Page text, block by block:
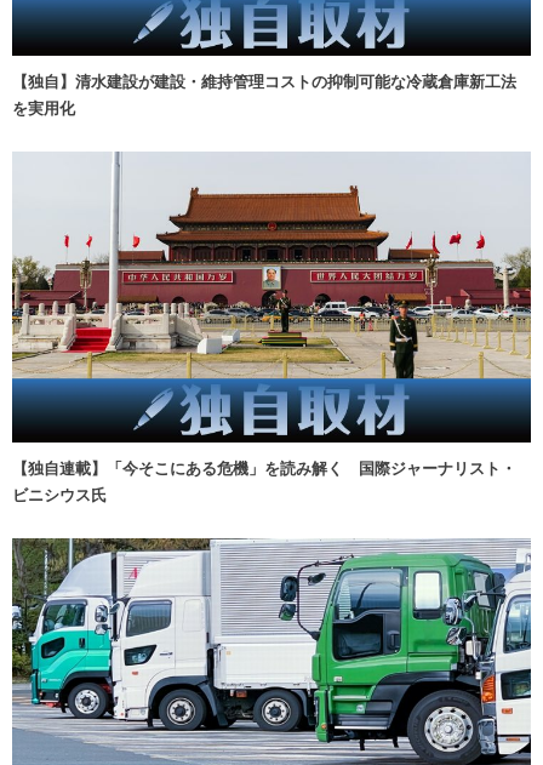
【独自】清水建設が建設・維持管理コストの抑制可能な冷蔵倉庫新工法
を実用化
【独自連載】「今そこにある危機」を読み解く 国際ジャーナリスト・
ビニシウス氏